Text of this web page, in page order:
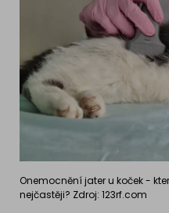
Onemocnění jater u koček -
nejčastěji? Zdroj: 123rf.com